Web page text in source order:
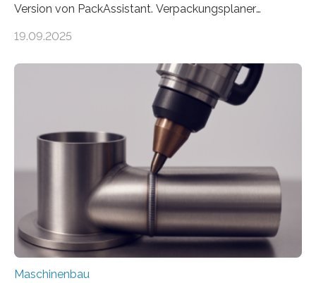
Version von PackAssistant. Verpackungsplaner
Automobil, Maschinenbau und in der Zulieferindustrie.
Teile als eine Einheit verpacken. Die Anordnung kann
der Benutzer vorgeben und erhält so mehr Kontrolle
über die Positionierung der Bauteile. Die ebenfalls neue
Automatisierungsschnittstelle dient dazu, die Software
besser in spezifische Unternehmensprozesse
einzubinden. Sankt Augustin – Zur Messe FACHPACK
vom 23. bis 25. September in Nürnberg…
19.09.2025
Maschinenbau